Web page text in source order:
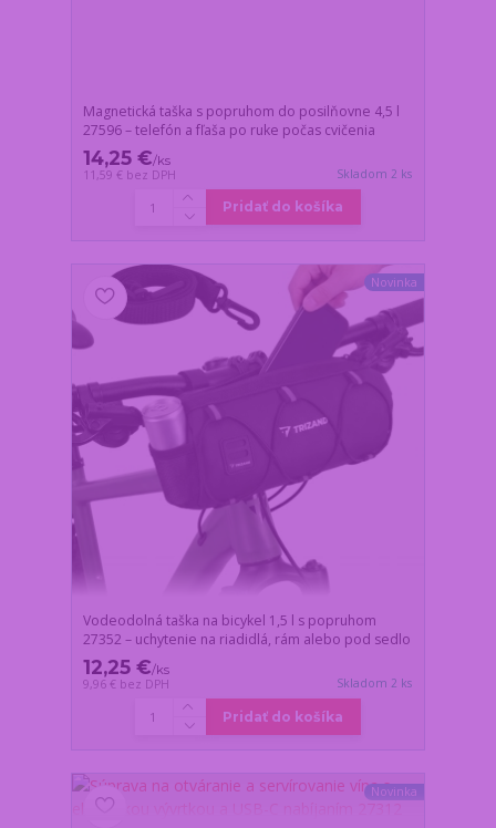
Magnetická taška s popruhom do posilňovne 4,5 l
27596 – telefón a fľaša po ruke počas cvičenia
14,25 €/ks
11,59 € bez DPH Skladom 2 ks
Pridať do košíka
Novinka
Vodeodolná taška na bicykel 1,5 l s popruhom
27352 – uchytenie na riadidlá, rám alebo pod sedlo
12,25 €/ks
9,96 € bez DPH Skladom 2 ks
Pridať do košíka
Novinka